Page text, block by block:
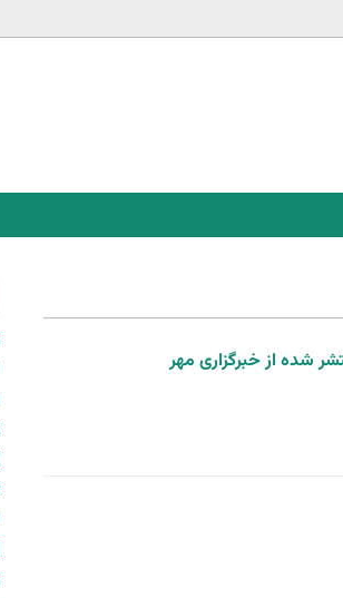
شده از خبرگزاری مهر